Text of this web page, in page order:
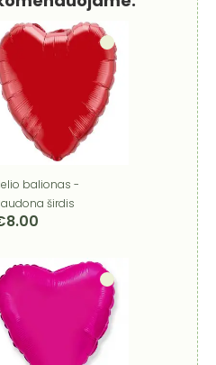
balionas -
širdis
8.00